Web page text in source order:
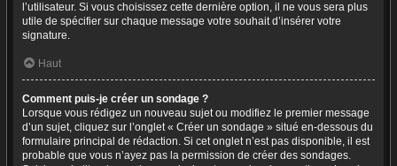
l’utilisateur. Si vous choisissez cette dernière option, il ne vous sera plus
utile de spécifier sur chaque message votre souhait d’insérer votre
signature.
Haut
Comment puis-je créer un sondage ?
Lorsque vous rédigez un nouveau sujet ou modifiez le premier message
d’un sujet, cliquez sur l’onglet « Créer un sondage » situé en-dessous du
formulaire principal de rédaction. Si cet onglet n’est pas disponible, il est
probable que vous n’ayez pas la permission de créer des sondages.